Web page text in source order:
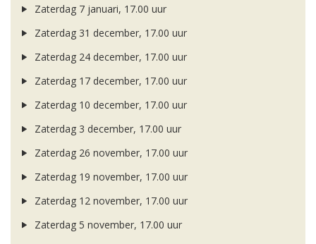
Zaterdag 7 januari, 17.00 uur
Zaterdag 31 december, 17.00 uur
Zaterdag 24 december, 17.00 uur
Zaterdag 17 december, 17.00 uur
Zaterdag 10 december, 17.00 uur
Zaterdag 3 december, 17.00 uur
Zaterdag 26 november, 17.00 uur
Zaterdag 19 november, 17.00 uur
Zaterdag 12 november, 17.00 uur
Zaterdag 5 november, 17.00 uur